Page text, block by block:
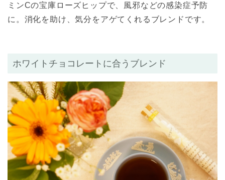
ミンCの宝庫ローズヒップで、風邪などの感染症予防
に。消化を助け、気分をアゲてくれるブレンドです。
ホワイトチョコレートに合うブレンド